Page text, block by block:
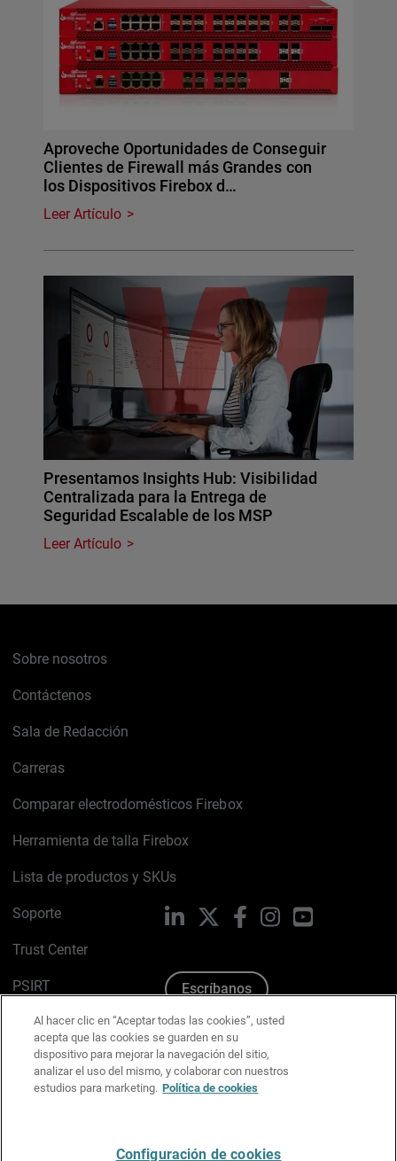
Aproveche Oportunidades de Conseguir
Clientes de Firewall más Grandes con
los Dispositivos Firebox d…
Leer Artículo
Presentamos Insights Hub: Visibilidad
Centralizada para la Entrega de
Seguridad Escalable de los MSP
Leer Artículo
Sobre nosotros
Contáctenos
Sala de Redacción
Carreras
Comparar electrodomésticos Firebox
Herramienta de talla Firebox
Lista de productos y SKUs
Soporte
Trust Center
PSIRT
Política de cookies
Política de privacidad
Kit de medios y marca
LinkedIn FacebookInstagramYouTube
Escríbanos
Al hacer clic en “Aceptar todas las cookies”, usted
acepta que las cookies se guarden en su
dispositivo para mejorar la navegación del sitio,
analizar el uso del mismo, y colaborar con nuestros
estudios para marketing. Política de cookies
Configuración de cookies